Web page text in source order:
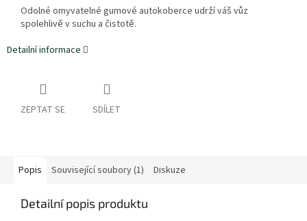
Odolné omyvatelné gumové autokoberce udrží váš vůz
spolehlivě v suchu a čistotě.
Detailní informace
ZEPTAT SE SDÍLET
Popis Související soubory (1) Diskuze
Detailní popis produktu